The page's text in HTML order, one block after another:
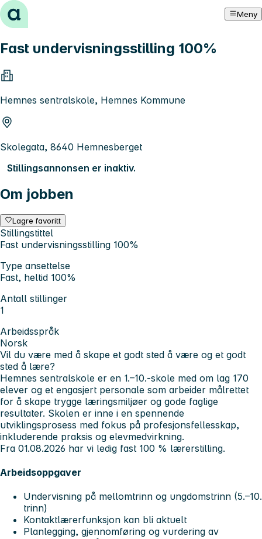
Hopp til innhold Meny
Fast undervisningsstilling 100%
Hemnes sentralskole, Hemnes Kommune
Skolegata, 8640 Hemnesberget
Stillingsannonsen er inaktiv.
Om jobben
Lagre favoritt
Stillingstittel
Fast undervisningsstilling 100%
Type ansettelse
Fast, heltid 100%
Antall stillinger
1
Arbeidsspråk
Norsk
Vil du være med å skape et godt sted å være og et godt
sted å lære?
Hemnes sentralskole er en 1.–10.-skole med om lag 170
elever og et engasjert personale som arbeider målrettet
for å skape trygge læringsmiljøer og gode faglige
resultater. Skolen er inne i en spennende
utviklingsprosess med fokus på profesjonsfellesskap,
inkluderende praksis og elevmedvirkning.
Fra 01.08.2026 har vi ledig fast 100 % lærerstilling.
Arbeidsoppgaver
Undervisning på mellomtrinn og ungdomstrinn (5.–10.
trinn)
Kontaktlærerfunksjon kan bli aktuelt
Planlegging, gjennomføring og vurdering av